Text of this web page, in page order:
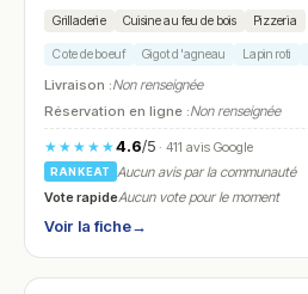
Grilladerie Cuisine au feu de bois Pizzeria
Cote de boeuf Gigot d'agneau Lapin roti
Livraison :Non renseignée
Réservation en ligne :Non renseignée
★★★★★4.6/5· 411 avis Google
RANKEAT
Aucun avis par la communauté
Vote rapideAucun vote pour le moment
Voir la fiche→